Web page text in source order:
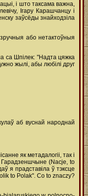
і што таксама важна,
Ігару Карашчанцу і
заўсёды знайходзіла
або нетактоўныя
са Шпілек: "Надта цяжка
жылі, абы любілі друг
аб вуснай народнай
як метадалогіі, так і
Гарадзеншчыне (Nacje, to
я прадставіла ў тэксце
to Polak". Co to znaczy?